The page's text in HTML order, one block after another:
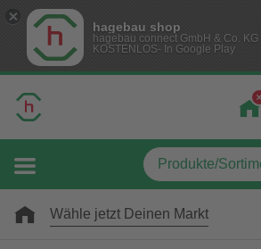
hagebau shop
hagebau connect GmbH & Co. KG
KOSTENLOS- In Google Play
Wähle jetzt Deinen Markt